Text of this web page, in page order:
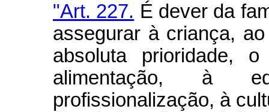
"Art. 227. É dever da
assegurar à criança,
absoluta prioridade,
alimentação, à
profissionalização, à